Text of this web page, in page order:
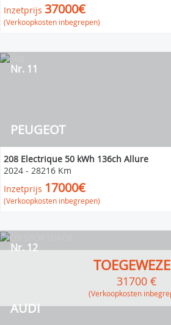
Inzetprijs 37000€
(Verkoopkosten inbegrepen)
PEUGEOT
Nr. 11
208 Electrique 50 kWh 136ch Allure
2024 - 28216 Km
Inzetprijs 17000€
(Verkoopkosten inbegrepen)
AUDI
Nr. 12
31700 €
(verkoopkosten